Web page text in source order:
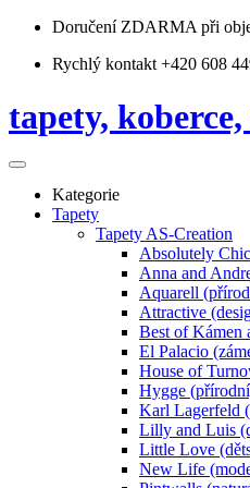
Doručení ZDARMA při
Rychlý kontakt +420 608
tapety,
Kategorie
Tapety
Tapety AS-Creation
Absolutely
Anna and
Aquarell
Attractive
Best of Kámen
El Palacio
House of
Hygge
Karl Lagerfeld
Lilly and Luis
Little Love
New Life